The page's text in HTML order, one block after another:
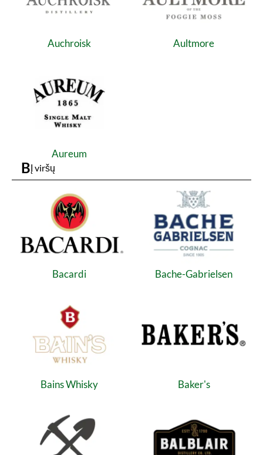
Auchroisk Aultmore
Aureum
BĮ viršų
Bacardi Bache-Gabrielsen
Bains Whisky Baker's